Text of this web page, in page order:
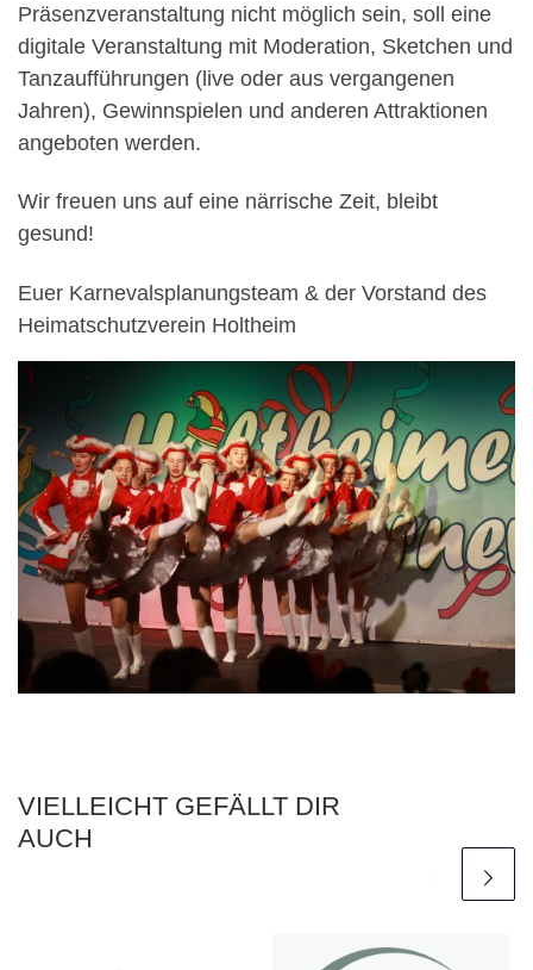
Präsenzveranstaltung nicht möglich sein, soll eine
digitale Veranstaltung mit Moderation, Sketchen und
Tanzaufführungen (live oder aus vergangenen
Jahren), Gewinnspielen und anderen Attraktionen
angeboten werden.
Wir freuen uns auf eine närrische Zeit, bleibt
gesund!
Euer Karnevalsplanungsteam & der Vorstand des
Heimatschutzverein Holtheim
VIELLEICHT GEFÄLLT DIR
AUCH